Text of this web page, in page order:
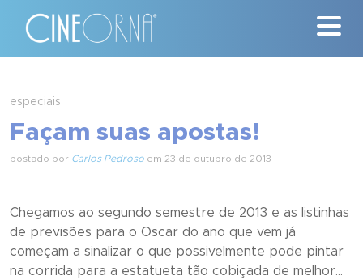
News
Quem Somos
Nossa História
especiais
Façam suas apostas!
postado por Carlos Pedroso em 23 de outubro de 2013
Chegamos ao segundo semestre de 2013 e as listinhas
de previsões para o Oscar do ano que vem já
começam a sinalizar o que possivelmente pode pintar
na corrida para a estatueta tão cobiçada de melhor...